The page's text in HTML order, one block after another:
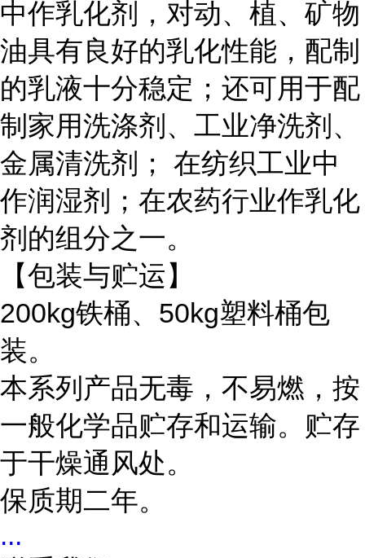
中作乳化剂，对动、植、矿物
油具有良好的乳化性能，配制
的乳液十分稳定；还可用于配
制家用洗涤剂、工业净洗剂、
金属清洗剂； 在纺织工业中
作润湿剂；在农药行业作乳化
剂的组分之一。
【包装与贮运】
200kg铁桶、50kg塑料桶包
装。
本系列产品无毒，不易燃，按
一般化学品贮存和运输。贮存
于干燥通风处。
保质期二年。
...